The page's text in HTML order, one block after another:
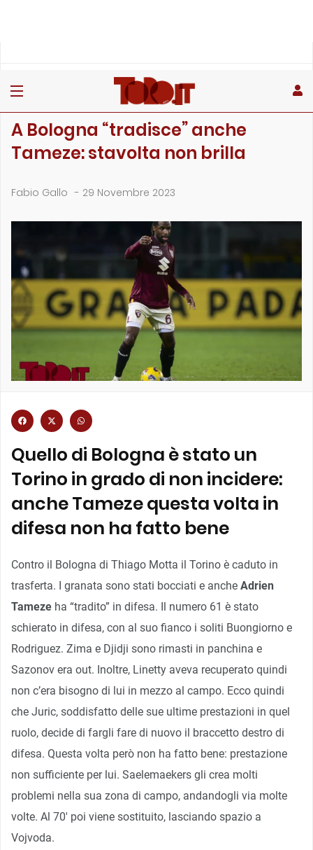
A Bologna “tradisce” anche
Tameze: stavolta non brilla
Fabio Gallo - 29 Novembre 2023
Quello di Bologna è stato un
Torino in grado di non incidere:
anche Tameze questa volta in
difesa non ha fatto bene
Contro il Bologna di Thiago Motta il Torino è caduto in
trasferta. I granata sono stati bocciati e anche Adrien
Tameze ha “tradito” in difesa. Il numero 61 è stato
schierato in difesa, con al suo fianco i soliti Buongiorno e
Rodriguez. Zima e Djidji sono rimasti in panchina e
Sazonov era out. Inoltre, Linetty aveva recuperato quindi
non c’era bisogno di lui in mezzo al campo. Ecco quindi
che Juric, soddisfatto delle sue ultime prestazioni in quel
ruolo, decide di fargli fare di nuovo il braccetto destro di
difesa. Questa volta però non ha fatto bene: prestazione
non sufficiente per lui. Saelemaekers gli crea molti
problemi nella sua zona di campo, andandogli via molte
volte. Al 70′ poi viene sostituito, lasciando spazio a
Vojvoda.